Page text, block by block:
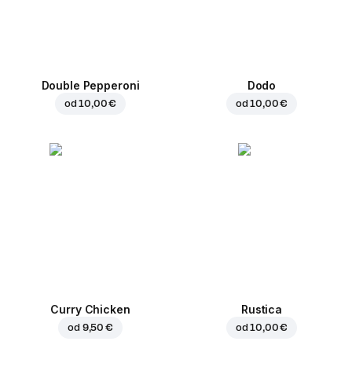
Double Pepperoni
od10,00 €
Dodo
od10,00 €
Curry Chicken
od 9,50 €
Rustica
od10,00 €